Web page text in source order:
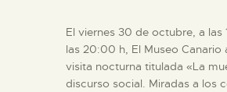
PREPARAR LA
El viernes 30 de octubre, a las
las 20:00 h, El Museo Canario
visita nocturna titulada «La
discurso social. Miradas a los